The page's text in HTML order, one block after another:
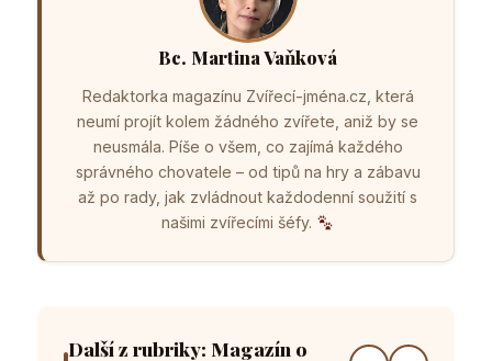
Bc. Martina Vaňková
Redaktorka magazínu Zvířecí-jména.cz, která
neumí projít kolem žádného zvířete, aniž by se
neusmála. Píše o všem, co zajímá každého
správného chovatele – od tipů na hry a zábavu
až po rady, jak zvládnout každodenní soužití s
našimi zvířecími šéfy.
Další z rubriky: Magazín o